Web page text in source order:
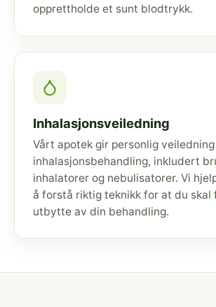
opprettholde et sunt blodtrykk.
Inhalasjonsveiledning
Vårt apotek gir personlig veiledning
inhalasjonsbehandling, inkludert
inhalatorer og nebulisatorer. Vi
å forstå riktig teknikk for at du skal
utbytte av din behandling.